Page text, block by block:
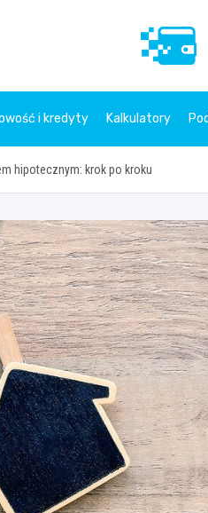
i kredyty Kalkulatory
hipotecznym: krok po kroku